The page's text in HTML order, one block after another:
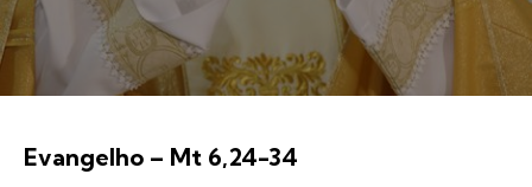
Evangelho – Mt 6,24-34